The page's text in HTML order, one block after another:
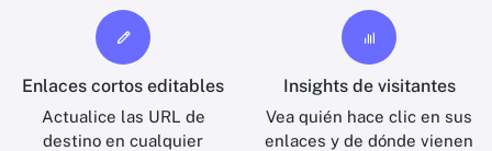
Enlaces cortos editables
Actualice las URL de
destino en cualquier
Insights de visitantes
Vea quién hace clic en sus
enlaces y de dónde vienen